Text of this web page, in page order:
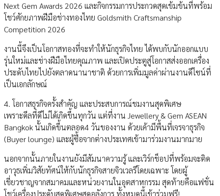
Next Gem Awards 2026 และกิจกรรมการประกวดสุดเข้มข้นที่พร้อม
โชว์ศักยภาพฝีมือช่างทองไทย Goldsmith Craftsmanship
Competition 2026
งานนี้จึงเป็นโอกาสทองที่จะทำให้นักธุรกิจไทย ได้พบกับนักออกแบบ
รุ่นใหม่และช่างฝีมือไทยคุณภาพ และเปิดประตูสู่โอกาสส่งออกเครื่อง
ประดับไทยไปยังตลาดนานาชาติ ด้วยการเพิ่มมูลค่าผ่านงานดีไซน์ที่
เป็นเอกลักษณ์
4. โอกาสธุรกิจครั้งสำคัญ และประสบการณ์ชมงานสุดพิเศษ
เพราะดีลที่ดีไม่ได้เกิดขึ้นทุกวัน แต่ที่งาน Jewellery & Gem ASEAN
Bangkok นั้นเกิดขึ้นตลอด4 วันของงาน ด้วยเค้ามีพื้นที่เจรจาธุรกิจ
(Buyer lounge) และผู้ซื้อจากต่างประเทศเข้ามาร่วมงานมากมาย
นอกจากนั้นภายในงานยังมีสัมนาความรู้ และเวิร์กช็อปที่พร้อมจะติด
อาวุธเพิ่มวิสัยทัศน์ให้กับนักธุรกิจสายจิวเวลรีโดยเฉพาะ โดยผู้
เชี่ยวชาญจากสมาคมและหน่วยงานในอุตสาหกรรม สุดท้ายคือแฟชั่น
โชว์เครื่องประดับสุดพิเศษสุดอลังการ ทั้งหมดนี้เข้าร่วมฟรี!